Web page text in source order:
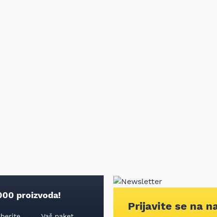
proizvoda!
Prijavite se na